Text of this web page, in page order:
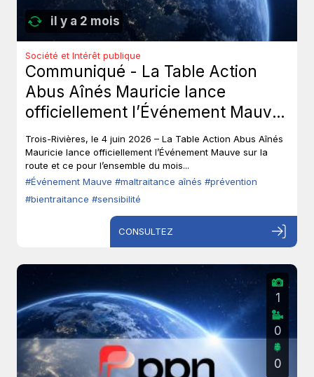
il y a 2 mois
Société et Intérêt publique
Communiqué - La Table Action
Abus Aînés Mauricie lance
officiellement l’Événement Mauve
sur la route.
Trois-Rivières, le 4 juin 2026 – La Table Action Abus Aînés
Mauricie lance officiellement l’Événement Mauve sur la
route et ce pour l’ensemble du mois...
#Événement Mauve #maltraitance aînés #prévention
#bientraitance #sensibilité
CONSULTEZ
1
0
0